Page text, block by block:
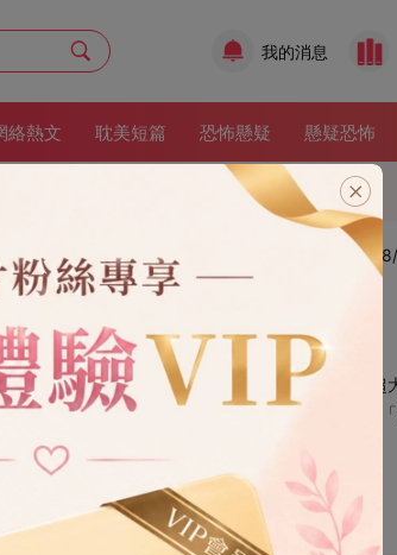
我的消息
絡熱文 耽美短篇 恐怖懸疑 懸疑恐怖
作者： 西瓜加冰加月亮 更新時間：2025/
了老家。 我裝修了我村里的別墅。 給姥姥買了超
跳如雷的短信時，我正在跟村口大爺下棋。 我：
算。」